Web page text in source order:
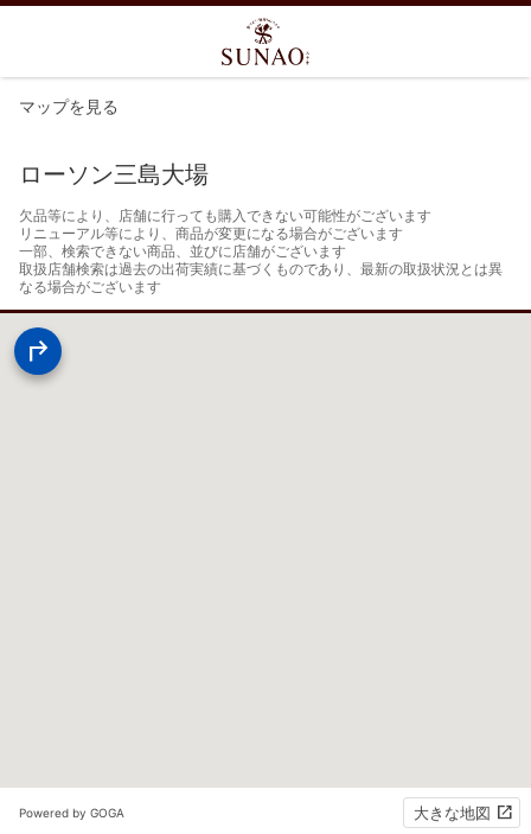
マップを見る
ローソン三島大場
欠品等により、店舗に行っても購入できない可能性がございます
リニューアル等により、商品が変更になる場合がございます
一部、検索できない商品、並びに店舗がございます
取扱店舗検索は過去の出荷実績に基づくものであり、最新の取扱状況とは異
なる場合がございます
Powered by GOGA 大きな地図